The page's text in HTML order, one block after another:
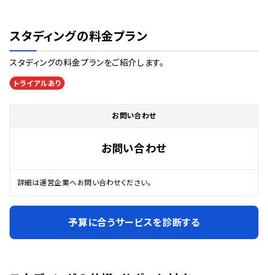
スタディングの料金プラン
スタディングの料金プランをご紹介します。
トライアルあり
お問い合わせ
お問い合わせ
詳細は運営企業へお問い合わせください。
予算に合うサービスを診断する